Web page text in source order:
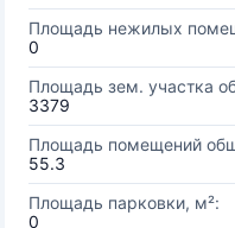
Площадь нежилых
0
Площадь зем. участка
3379
Площадь помещений
55.3
Площадь парковки, м²:
0